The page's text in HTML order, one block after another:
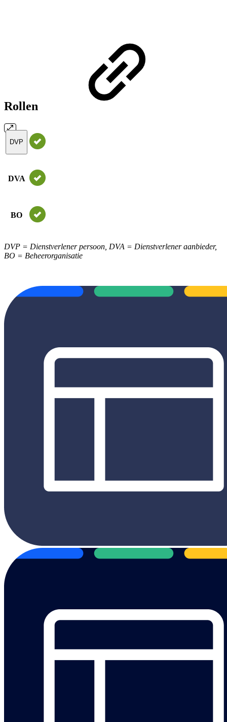
Rollen
DVP
DVA
BO
DVP = Dienstverlener persoon, DVA = Dienstverlener aanbieder,
BO = Beheerorganisatie